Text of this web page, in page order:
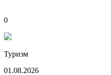
0
Туризм
01.08.2026